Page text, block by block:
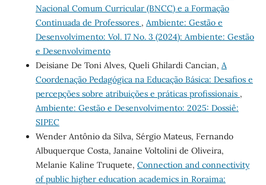
Nacional Comum Curricular (BNCC) e a Formação
Continuada de Professores , Ambiente: Gestão e
Desenvolvimento: Vol. 17 No. 3 (2024): Ambiente: Gestão
e Desenvolvimento
Deisiane De Toni Alves, Queli Ghilardi Cancian, A
Coordenação Pedagógica na Educação Básica: Desafios e
percepções sobre atribuições e práticas profissionais ,
Ambiente: Gestão e Desenvolvimento: 2025: Dossiê:
SIPEC
Wender Antônio da Silva, Sérgio Mateus, Fernando
Albuquerque Costa, Janaine Voltolini de Oliveira,
Melanie Kaline Truquete, Connection and connectivity
of public higher education academics in Roraima: